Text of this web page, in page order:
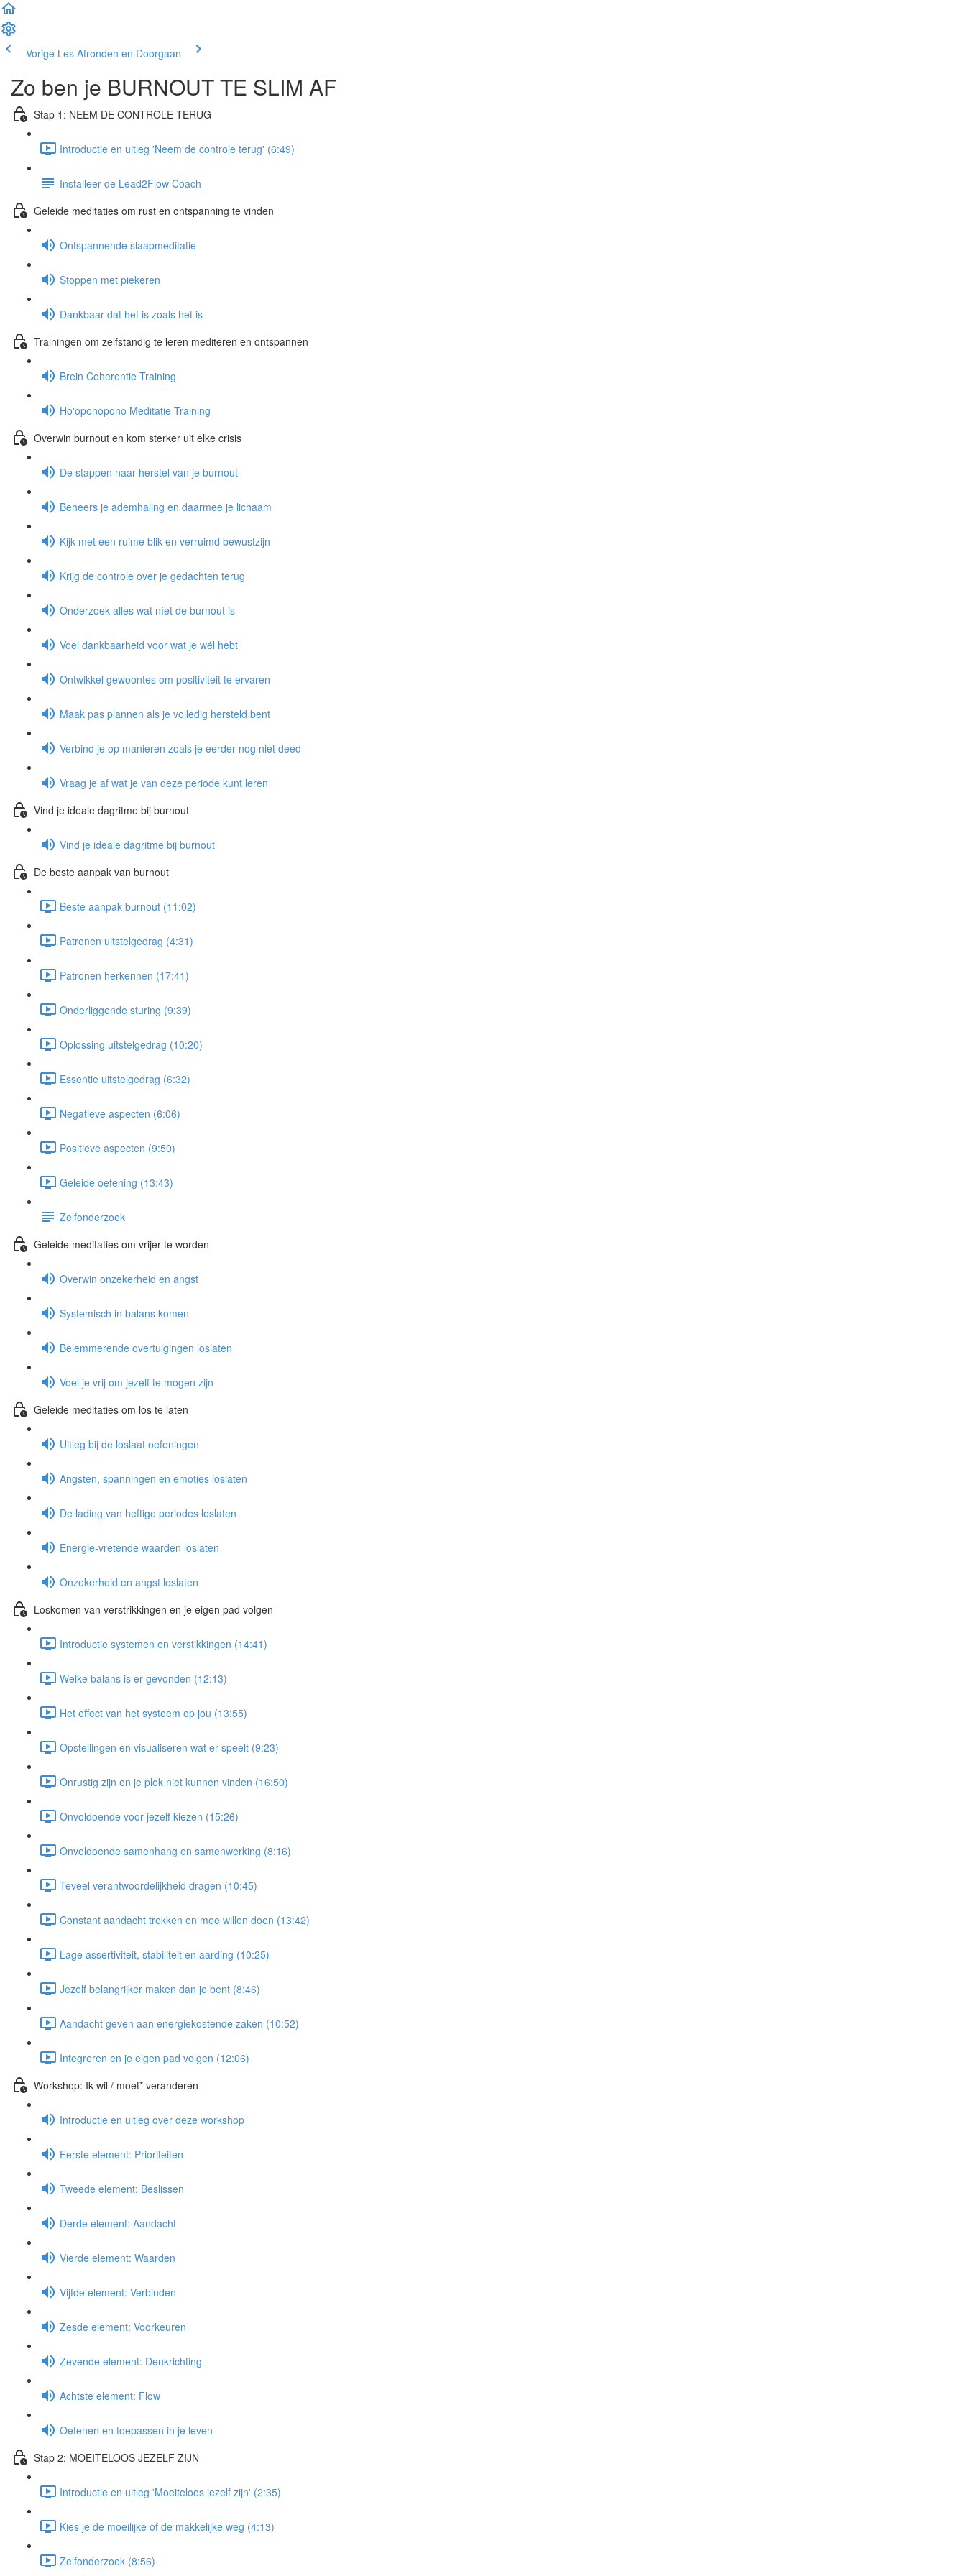
Vorige Les Afronden en Doorgaan
Zo ben je BURNOUT TE SLIM AF
Stap 1: NEEM DE CONTROLE TERUG
Introductie en uitleg 'Neem de controle terug' (6:49)
Installeer de Lead2Flow Coach
Geleide meditaties om rust en ontspanning te vinden
Ontspannende slaapmeditatie
Stoppen met piekeren
Dankbaar dat het is zoals het is
Trainingen om zelfstandig te leren mediteren en ontspannen
Brein Coherentie Training
Ho'oponopono Meditatie Training
Overwin burnout en kom sterker uit elke crisis
De stappen naar herstel van je burnout
Beheers je ademhaling en daarmee je lichaam
Kijk met een ruime blik en verruimd bewustzijn
Krijg de controle over je gedachten terug
Onderzoek alles wat níet de burnout is
Voel dankbaarheid voor wat je wél hebt
Ontwikkel gewoontes om positiviteit te ervaren
Maak pas plannen als je volledig hersteld bent
Verbind je op manieren zoals je eerder nog niet deed
Vraag je af wat je van deze periode kunt leren
Vind je ideale dagritme bij burnout
Vind je ideale dagritme bij burnout
De beste aanpak van burnout
Beste aanpak burnout (11:02)
Patronen uitstelgedrag (4:31)
Patronen herkennen (17:41)
Onderliggende sturing (9:39)
Oplossing uitstelgedrag (10:20)
Essentie uitstelgedrag (6:32)
Negatieve aspecten (6:06)
Positieve aspecten (9:50)
Geleide oefening (13:43)
Zelfonderzoek
Geleide meditaties om vrijer te worden
Overwin onzekerheid en angst
Systemisch in balans komen
Belemmerende overtuigingen loslaten
Voel je vrij om jezelf te mogen zijn
Geleide meditaties om los te laten
Uitleg bij de loslaat oefeningen
Angsten, spanningen en emoties loslaten
De lading van heftige periodes loslaten
Energie-vretende waarden loslaten
Onzekerheid en angst loslaten
Loskomen van verstrikkingen en je eigen pad volgen
Introductie systemen en verstikkingen (14:41)
Welke balans is er gevonden (12:13)
Het effect van het systeem op jou (13:55)
Opstellingen en visualiseren wat er speelt (9:23)
Onrustig zijn en je plek niet kunnen vinden (16:50)
Onvoldoende voor jezelf kiezen (15:26)
Onvoldoende samenhang en samenwerking (8:16)
Teveel verantwoordelijkheid dragen (10:45)
Constant aandacht trekken en mee willen doen (13:42)
Lage assertiviteit, stabiliteit en aarding (10:25)
Jezelf belangrijker maken dan je bent (8:46)
Aandacht geven aan energiekostende zaken (10:52)
Integreren en je eigen pad volgen (12:06)
Workshop: Ik wil / moet* veranderen
Introductie en uitleg over deze workshop
Eerste element: Prioriteiten
Tweede element: Beslissen
Derde element: Aandacht
Vierde element: Waarden
Vijfde element: Verbinden
Zesde element: Voorkeuren
Zevende element: Denkrichting
Achtste element: Flow
Oefenen en toepassen in je leven
Stap 2: MOEITELOOS JEZELF ZIJN
Introductie en uitleg 'Moeiteloos jezelf zijn' (2:35)
Kies je de moeilijke of de makkelijke weg (4:13)
Zelfonderzoek (8:56)